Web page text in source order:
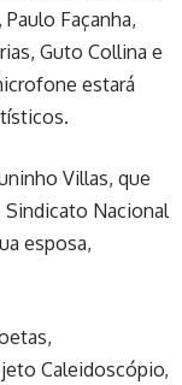
Façanha,
Guto Collina e
estará
Villas, que
Sindicato Nacional
esposa,
Caleidoscópio,